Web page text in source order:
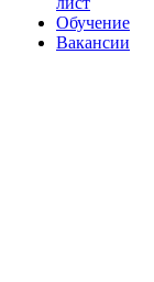
Обучение
Вакансии